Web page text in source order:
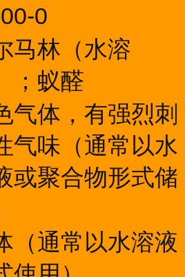
0
马林（水溶
；蚁醛
气体，有强烈刺
气味（通常以水
或聚合物形式储
（通常以水溶液